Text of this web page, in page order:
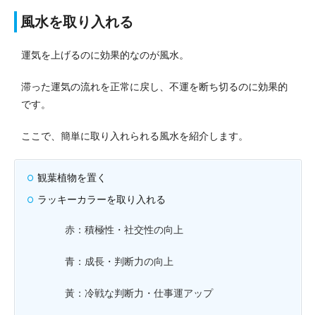
風水を取り入れる
運気を上げるのに効果的なのが風水。
滞った運気の流れを正常に戻し、不運を断ち切るのに効果的
です。
ここで、簡単に取り入れられる風水を紹介します。
観葉植物を置く
ラッキーカラーを取り入れる
赤：積極性・社交性の向上
青：成長・判断力の向上
黃：冷戦な判断力・仕事運アップ